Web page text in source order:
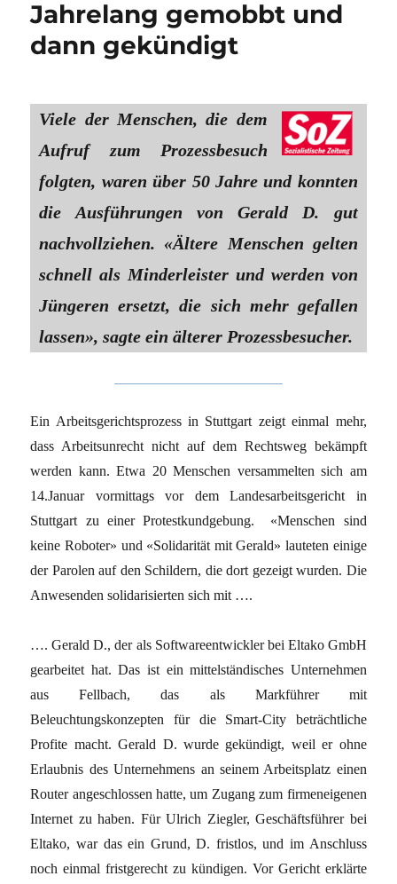
Jahrelang gemobbt und
dann gekündigt
Viele der Menschen, die dem
Aufruf zum Prozessbesuch
folgten, waren über 50 Jahre und konnten
die Ausführungen von Gerald D. gut
nachvollziehen. «Ältere Menschen gelten
schnell als Minderleister und werden von
Jüngeren ersetzt, die sich mehr gefallen
lassen», sagte ein älterer Prozessbesucher.
Ein Arbeitsgerichtsprozess in Stuttgart zeigt einmal mehr,
dass Arbeitsunrecht nicht auf dem Rechtsweg bekämpft
werden kann. Etwa 20 Menschen versammelten sich am
14.Januar vormittags vor dem Landesarbeitsgericht in
Stuttgart zu einer Protestkundgebung. «Menschen sind
keine Roboter» und «Solidarität mit Gerald» lauteten einige
der Parolen auf den Schildern, die dort gezeigt wurden. Die
Anwesenden solidarisierten sich mit ….
…. Gerald D., der als Softwareentwickler bei Eltako GmbH
gearbeitet hat. Das ist ein mittelständisches Unternehmen
aus Fellbach, das als Markführer mit
Beleuchtungskonzepten für die Smart-City beträchtliche
Profite macht. Gerald D. wurde gekündigt, weil er ohne
Erlaubnis des Unternehmens an seinem Arbeitsplatz einen
Router angeschlossen hatte, um Zugang zum firmeneigenen
Internet zu haben. Für Ulrich Ziegler, Geschäftsführer bei
Eltako, war das ein Grund, D. fristlos, und im Anschluss
noch einmal fristgerecht zu kündigen. Vor Gericht erklärte